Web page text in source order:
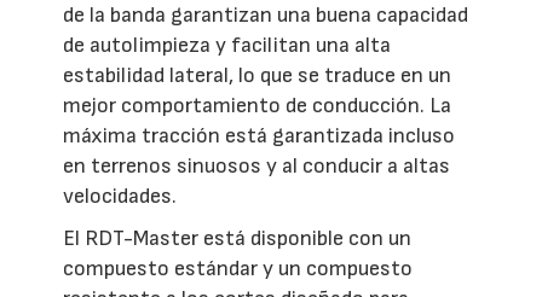
de la banda garantizan una buena capacidad
de autolimpieza y facilitan una alta
estabilidad lateral, lo que se traduce en un
mejor comportamiento de conducción. La
máxima tracción está garantizada incluso
en terrenos sinuosos y al conducir a altas
velocidades.
El RDT-Master está disponible con un
compuesto estándar y un compuesto